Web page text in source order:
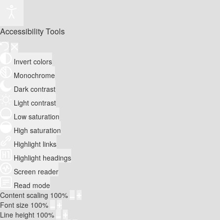
Accessibility Tools
Invert colors
Monochrome
Dark contrast
Light contrast
Low saturation
High saturation
Highlight links
Highlight headings
Screen reader
Read mode
Content scaling 100%
Font size 100%
Line height 100%